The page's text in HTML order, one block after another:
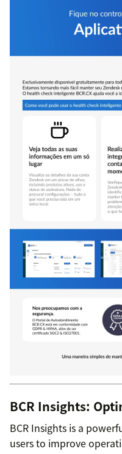
BCR Insights:
BCR Insights is a
users to improve